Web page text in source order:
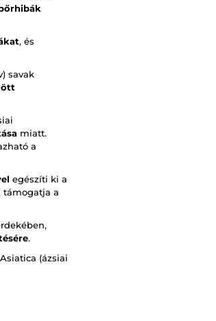
, és
savak
miatt.
a
egészíti ki a
támogatja a
.
(ázsiai